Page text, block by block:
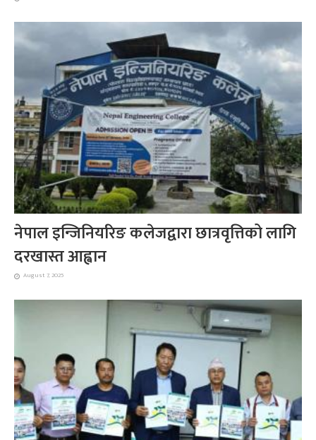
नेपाल इन्जिनियरिङ कलेजद्वारा छात्रवृत्तिको लागि
दरखास्त आह्वान
August 7, 2025